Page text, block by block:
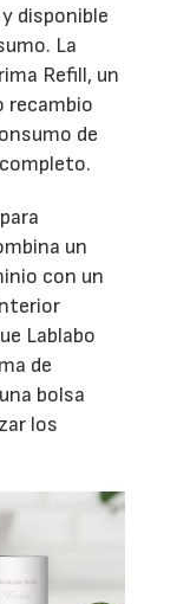
disponible
La
Refill, un
recambio
de
un
con un
Lablabo
de
bolsa
los